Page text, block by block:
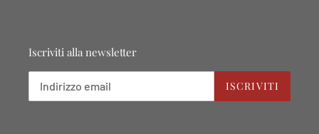
Iscriviti alla newsletter
ISCRIVITI